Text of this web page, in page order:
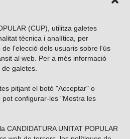
(CUP), utilitza galetes
tècnica i analítica, per
l'elecció dels usuaris sobre l'ús
al web. Per a més informació
de galetes
pitjant el botó "Acceptar" o
configurar-les "Mostra les
CANDIDATURA UNITAT POPULAR
al nostre butlletí?